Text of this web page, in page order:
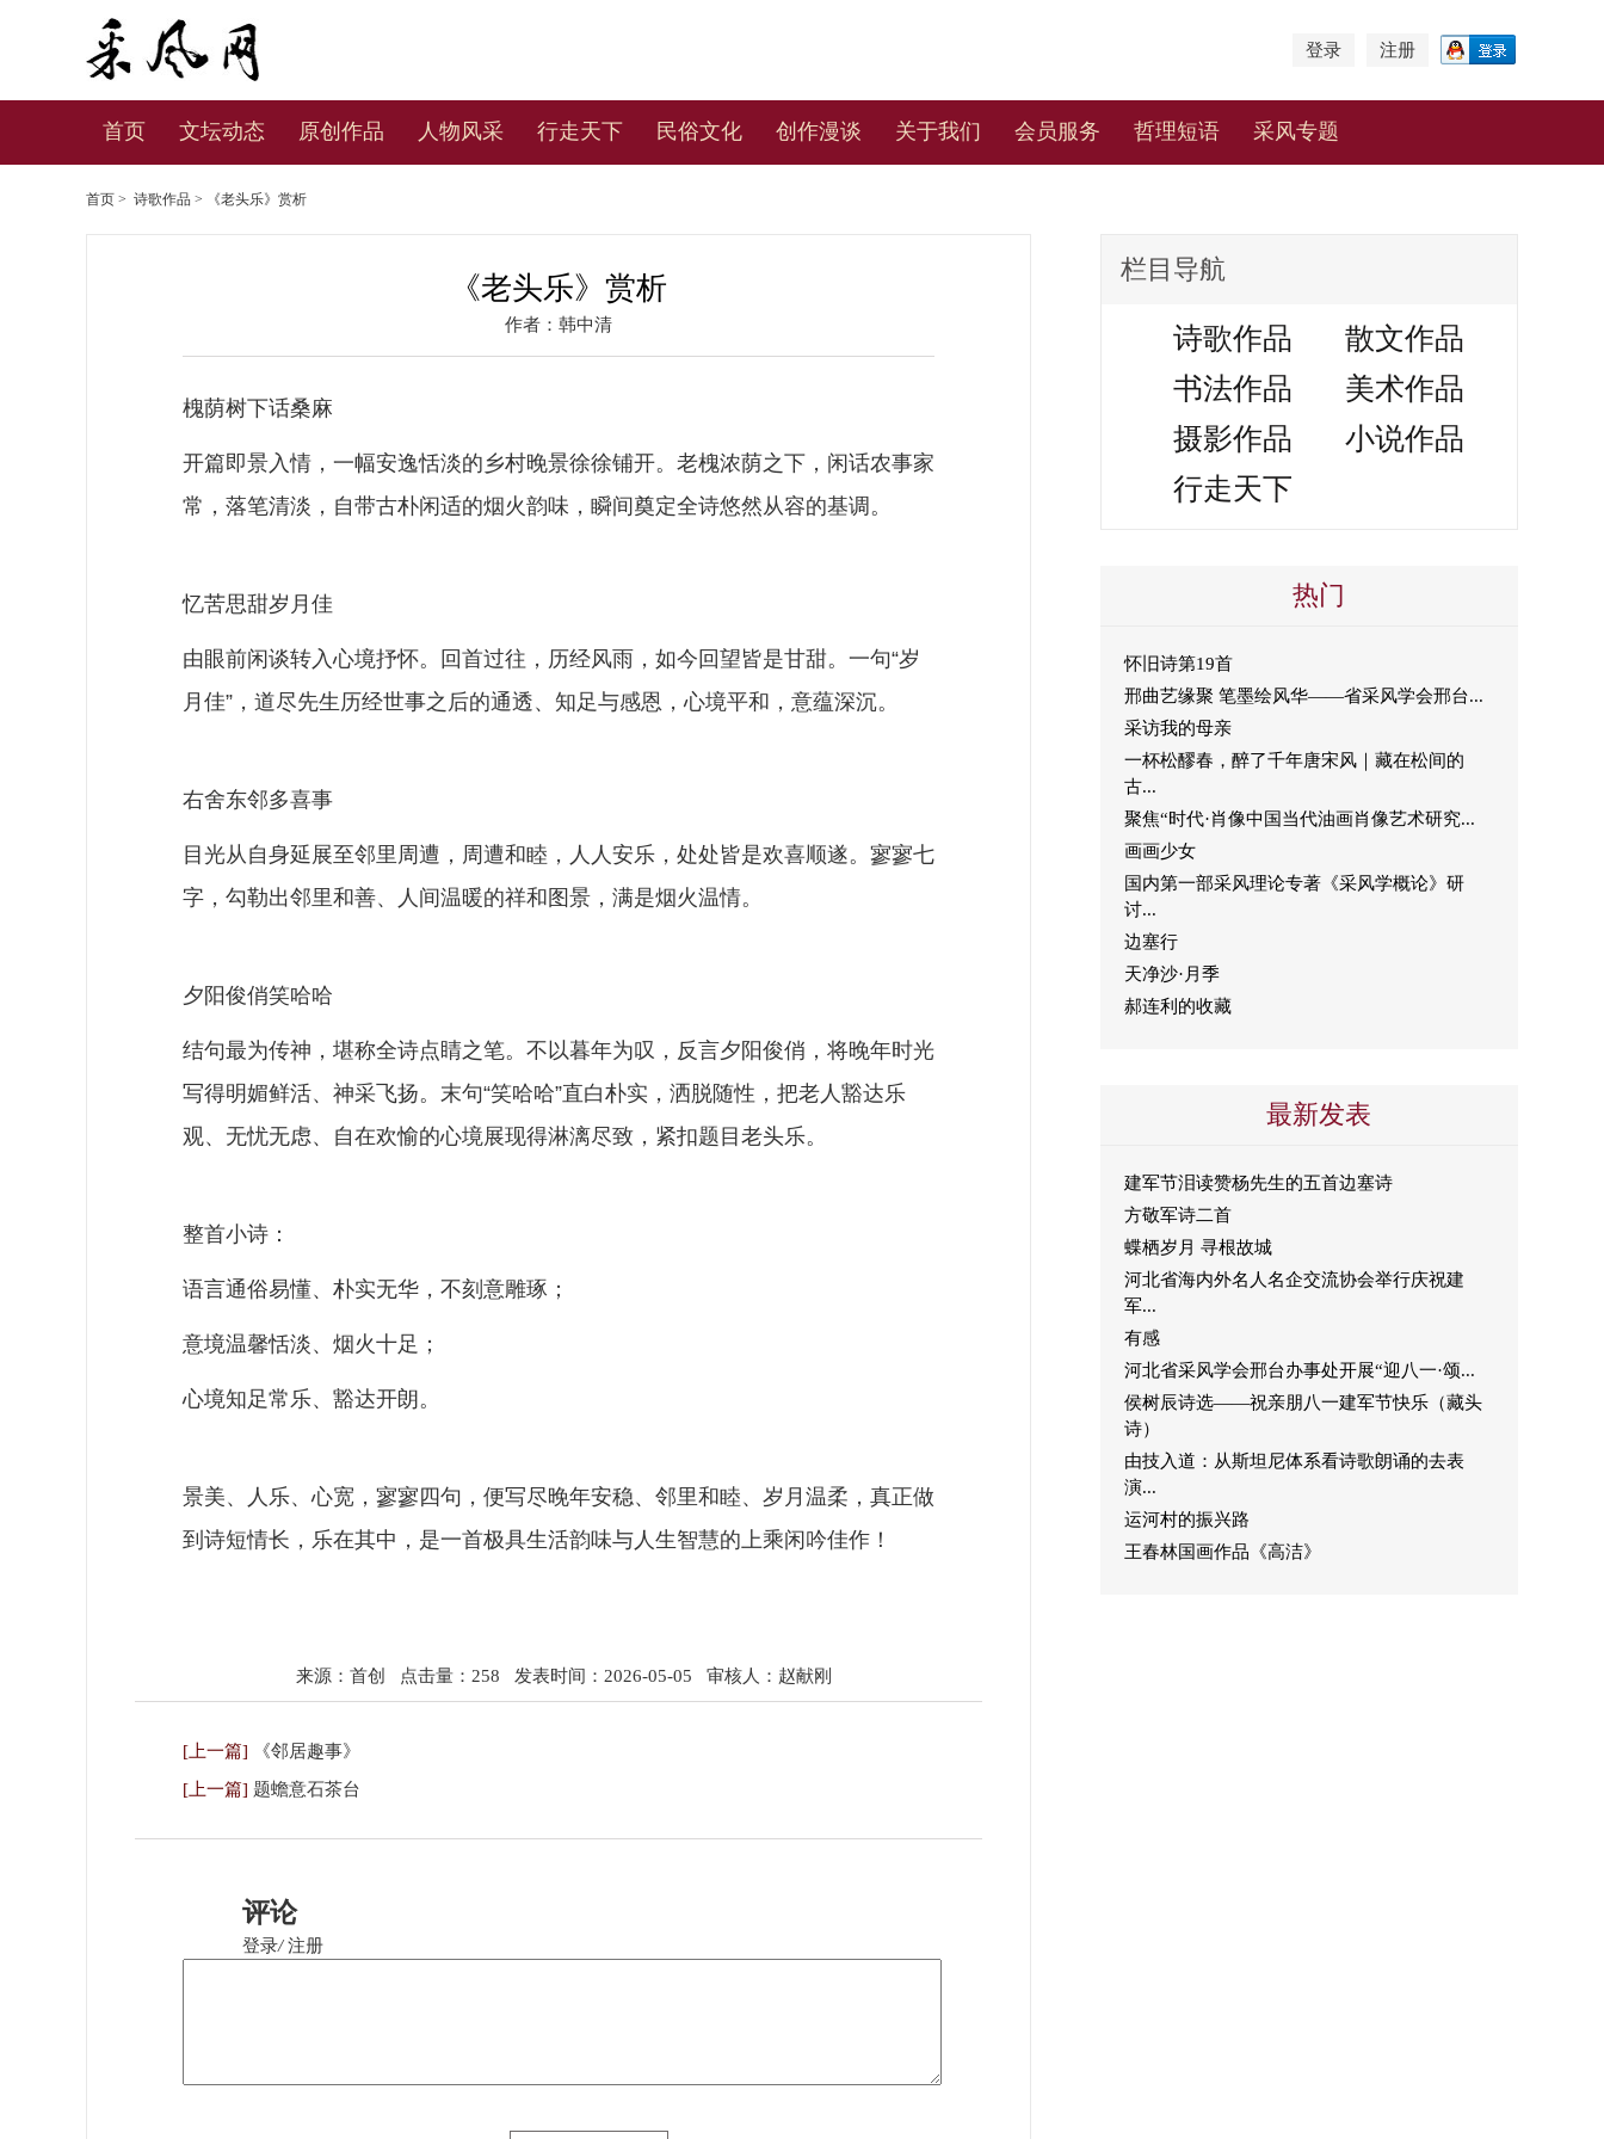
注册
登录
首页 文坛动态 原创作品 人物风采 行走天下 民俗文化 创作漫谈 关于我们 会员服务 哲理短语 采风专题
首页 > 诗歌作品 > 《老头乐》赏析
《老头乐》赏析
作者： 韩中清
槐荫树下话桑麻
开篇即景入情，一幅安逸恬淡的乡村晚景徐徐铺开。老槐浓荫之下，闲话农事家
常，落笔清淡，自带古朴闲适的烟火韵味，瞬间奠定全诗悠然从容的基调。
忆苦思甜岁月佳
由眼前闲谈转入心境抒怀。回首过往，历经风雨，如今回望皆是甘甜。一句“岁
月佳”，道尽先生历经世事之后的通透、知足与感恩，心境平和，意蕴深沉。
右舍东邻多喜事
目光从自身延展至邻里周遭，周遭和睦，人人安乐，处处皆是欢喜顺遂。寥寥七
字，勾勒出邻里和善、人间温暖的祥和图景，满是烟火温情。
夕阳俊俏笑哈哈
结句最为传神，堪称全诗点睛之笔。不以暮年为叹，反言夕阳俊俏，将晚年时光
写得明媚鲜活、神采飞扬。末句“笑哈哈”直白朴实，洒脱随性，把老人豁达乐
观、无忧无虑、自在欢愉的心境展现得淋漓尽致，紧扣题目老头乐。
整首小诗：
语言通俗易懂、朴实无华，不刻意雕琢；
意境温馨恬淡、烟火十足；
心境知足常乐、豁达开朗。
景美、人乐、心宽，寥寥四句，便写尽晚年安稳、邻里和睦、岁月温柔，真正做
到诗短情长，乐在其中，是一首极具生活韵味与人生智慧的上乘闲吟佳作！
来源：首创 点击量：258 发表时间：2026-05-05 审核人：赵献刚
[上一篇]
《邻居趣事》
[上一篇] 题蟾意石茶台
评论
登录/ 注册
栏目导航
诗歌作品
散文作品
书法作品
美术作品
摄影作品
小说作品
行走天下
热门
怀旧诗第19首
邢曲艺缘聚 笔墨绘风华——省采风学会邢台...
采访我的母亲
一杯松醪春，醉了千年唐宋风｜藏在松间的
古...
聚焦“时代·肖像中国当代油画肖像艺术研究...
画画少女
国内第一部采风理论专著《采风学概论》研
讨...
边塞行
天净沙·月季
郝连利的收藏
最新发表
建军节泪读赞杨先生的五首边塞诗
方敬军诗二首
蝶栖岁月 寻根故城
河北省海内外名人名企交流协会举行庆祝建
军...
有感
河北省采风学会邢台办事处开展“迎八一·颂...
侯树辰诗选——祝亲朋八一建军节快乐（藏头
诗）
由技入道：从斯坦尼体系看诗歌朗诵的去表
演...
运河村的振兴路
王春林国画作品《高洁》